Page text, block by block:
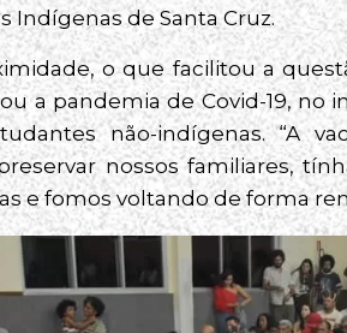
Indígenas de Santa Cruz.
o que facilitou a
a pandemia de Covid-19, no
não-indígenas. “A
nossos familiares,
e fomos voltando de forma